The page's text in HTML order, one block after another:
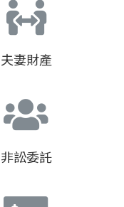
夫妻財產
非訟委託